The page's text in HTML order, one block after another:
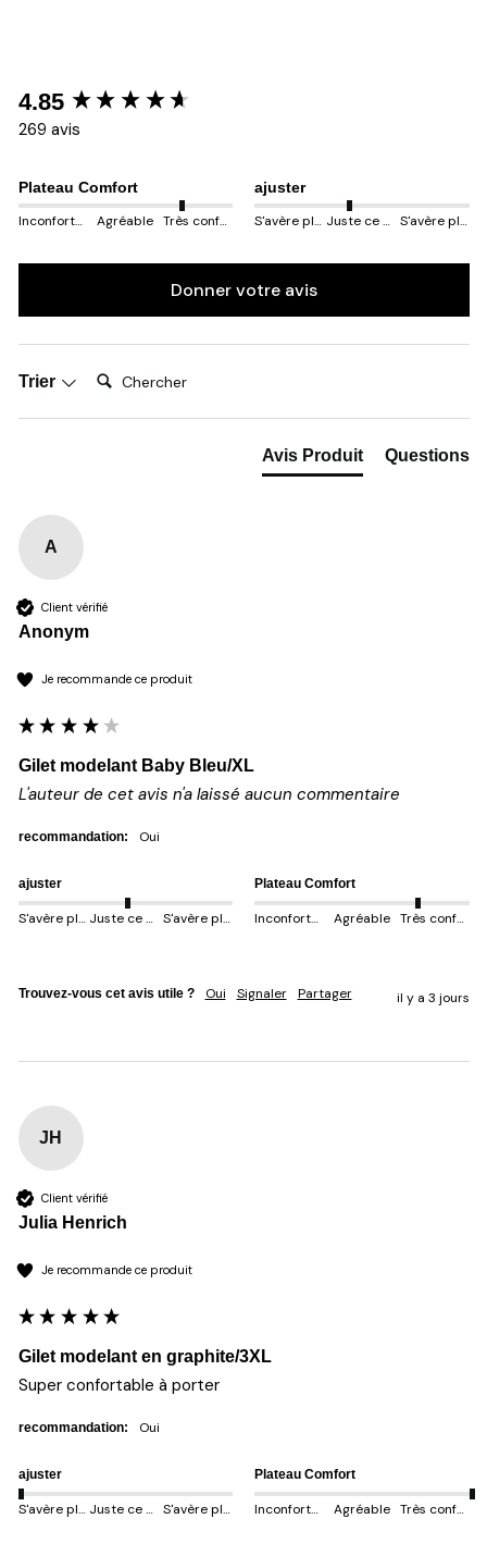
4.85
269 avis
Plateau Comfort
Inconfortable
Agréable Très confortable
ajuster
S'avère plus petit
Juste ce qu'il faut S'avère plus gros
Donner votre avis
Trier Chercher:
Avis Produit Questions
A
Client vérifié
Anonym
Je recommande ce produit
Gilet modelant Baby Bleu/XL
L'auteur de cet avis n'a laissé aucun commentaire
recommandation: oui
ajuster
S'avère plus petit Juste ce qu'il faut S'avère plus gros
Plateau Comfort
Inconfortable Agréable Très confortable
Trouvez-vous cet avis utile ? Oui Signaler Partager il y a 3 jours
JH
Client vérifié
Julia Henrich
Je recommande ce produit
Gilet modelant en graphite/3XL
Super confortable à porter
recommandation: oui
ajuster
S'avère plus petit Juste ce qu'il faut S'avère plus gros
Plateau Comfort
Inconfortable Agréable Très confortable
New content loaded